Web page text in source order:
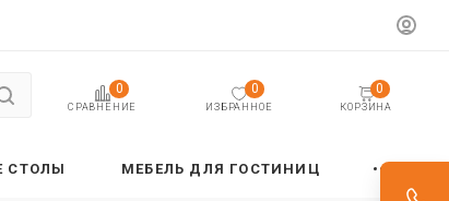
СРАВНЕНИЕ
0
ИЗБРАННОЕ
0
КОРЗИНА
0
СТОЛЫ МЕБЕЛЬ ДЛЯ ГОСТИНИЦ